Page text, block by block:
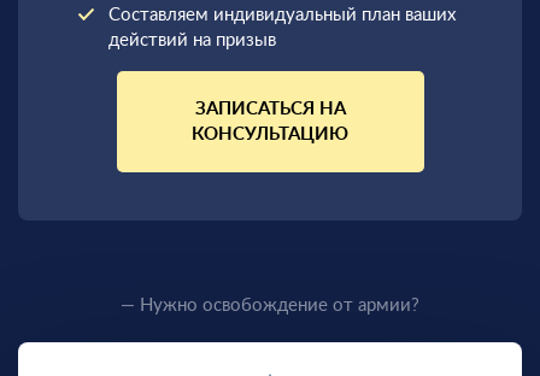
Составляем индивидуальный план ваших
действий на призыв
ЗАПИСАТЬСЯ НА
КОНСУЛЬТАЦИЮ
— Нужно освобождение от армии?